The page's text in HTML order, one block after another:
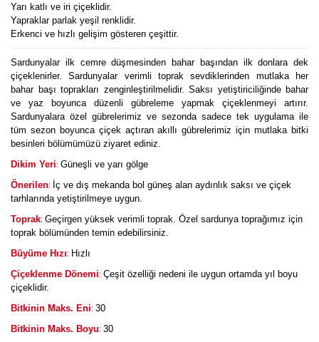
Yarı katlı ve iri çiçeklidir.
Yapraklar parlak yeşil renklidir.
Erkenci ve hızlı gelişim gösteren çeşittir.
Sardunyalar ilk cemre düşmesinden bahar başından ilk donlara dek
çiçeklenirler. Sardunyalar verimli toprak sevdiklerinden mutlaka her
bahar başı toprakları zenginleştirilmelidir. Saksı yetiştiriciliğinde bahar
ve yaz boyunca düzenli gübreleme yapmak çiçeklenmeyi artırır.
Sardunyalara özel gübrelerimiz ve sezonda sadece tek uygulama ile
tüm sezon boyunca çiçek açtıran akıllı gübrelerimiz için mutlaka bitki
besinleri bölümümüzü ziyaret ediniz.
Dikim Yeri: Güneşli ve yarı gölge
Önerilen: İç ve dış mekanda bol güneş alan aydınlık saksı ve çiçek
tarhlarında yetiştirilmeye uygun.
Toprak: Geçirgen yüksek verimli toprak. Özel sardunya toprağımız için
toprak bölümünden temin edebilirsiniz.
Büyüme Hızı: Hızlı
Çiçeklenme Dönemi: Çeşit özelliği nedeni ile uygun ortamda yıl boyu
çiçeklidir.
Bitkinin Maks. Eni: 30
Bitkinin Maks. Boyu: 30